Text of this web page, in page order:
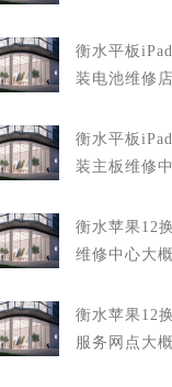
衡水平板
装电池维修
衡水平板
装主板维修
衡水苹果12
维修中心大
衡水苹果12
服务网点大